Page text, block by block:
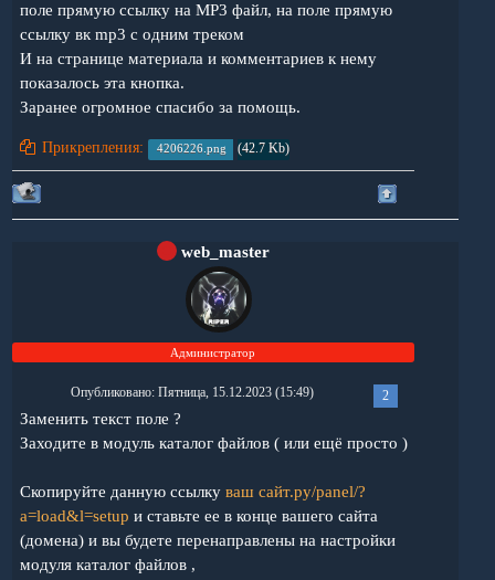
поле прямую ссылку на MP3 файл, на поле прямую
ссылку вк mp3 с одним треком
И на странице материала и комментариев к нему
показалось эта кнопка.
Заранее огромное спасибо за помощь.
Прикрепления: 4206226.png (42.7 Kb)
web_master
Администратор
Опубликовано: Пятница, 15.12.2023 (15:49) 2
Заменить текст поле ?
Заходите в модуль каталог файлов ( или ещё просто )
Скопируйте данную ссылку ваш сайт.ру/panel/?
a=load&l=setup и ставьте ее в конце вашего сайта
(домена) и вы будете перенаправлены на настройки
модуля каталог файлов ,